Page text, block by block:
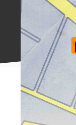
به
علاقه